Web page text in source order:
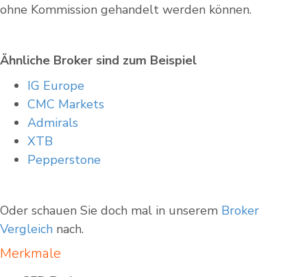
ohne Kommission gehandelt werden können.
Ähnliche Broker sind zum Beispiel
IG Europe
CMC Markets
Admirals
XTB
Pepperstone
Oder schauen Sie doch mal in unserem Broker
Vergleich nach.
Merkmale